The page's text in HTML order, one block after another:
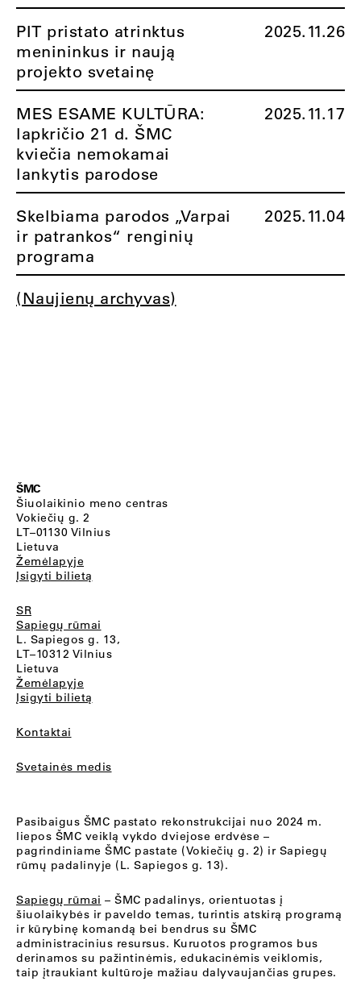
PIT pristato atrinktus
menininkus ir naują
projekto svetainę
2025.11.26
MES ESAME KULTŪRA:
lapkričio 21 d. ŠMC
kviečia nemokamai
lankytis parodose
2025.11.17
Skelbiama parodos „Varpai
ir patrankos“ renginių
programa
2025.11.04
(Naujienų archyvas)
ŠMC
Šiuolaikinio meno centras
Vokiečių g. 2
LT–01130 Vilnius
Lietuva
Žemėlapyje
Įsigyti bilietą
SR
Sapiegų rūmai
L. Sapiegos g. 13,
LT–10312 Vilnius
Lietuva
Žemėlapyje
Įsigyti bilietą
Kontaktai
Svetainės medis
Pasibaigus ŠMC pastato rekonstrukcijai nuo 2024 m.
liepos ŠMC veiklą vykdo dviejose erdvėse –
pagrindiniame ŠMC pastate (Vokiečių g. 2) ir Sapiegų
rūmų padalinyje (L. Sapiegos g. 13).
Sapiegų rūmai – ŠMC padalinys, orientuotas į
šiuolaikybės ir paveldo temas, turintis atskirą programą
ir kūrybinę komandą bei bendrus su ŠMC
administracinius resursus. Kuruotos programos bus
derinamos su pažintinėmis, edukacinėmis veiklomis,
taip įtraukiant kultūroje mažiau dalyvaujančias grupes.